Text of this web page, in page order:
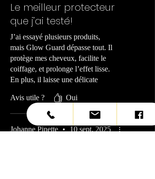
Le meilleur protecteur
que j’ai testé!
J’ai essayé plusieurs produits,
mais Glow Guard dépasse tout. Il
protège mes cheveux, facilite le
coiffage, et prolonge l’effet lisse.
En plus, il laisse une délicate
essentiel!
Avis utile ? Oui
Johanne Pinette •
10 sept. 2025